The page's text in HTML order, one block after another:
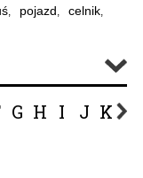
, pojazd, celnik,
G H I J K L